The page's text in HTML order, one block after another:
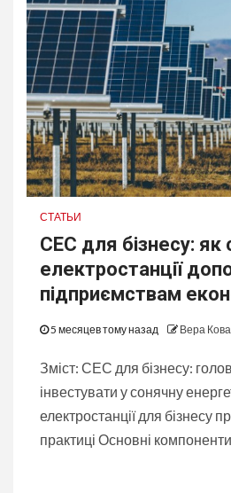
СТАТЬИ
СЕС для бізнесу: як
електростанції
підприємствам
5 месяцев тому назад Вера
Зміст: СЕС для бізнесу:
інвестувати у сонячну
електростанції для бізнесу
практиці Основні